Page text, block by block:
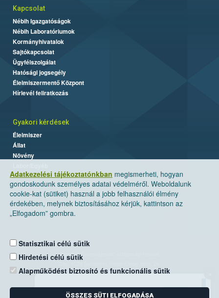
Adatkezelési tájékoztatónkban megismerheti, hogyan
gondoskodunk személyes adatai védelméről. Weboldalunk
cookie-kat (sütiket) használ a jobb felhasználói élmény
érdekében, melynek biztosításához kérjük, kattintson az
„Elfogadom” gombra.
Statisztikai célú sütik
Hirdetési célú sütik
Alapműködést biztosító és funkcionális sütik
ÖSSZES SÜTI ELFOGADÁSA
Kapcsolat
Nébih Igazgatóságok
Nébih Laboratóriumok
Kormányhivatalok
Sajtókapcsolat
Ügyfélszolgálat
Hatósági jogsegély
Élelmiszermentő Központ
Hírlevél feliratkozás
Gyakori kérdések
Élelmiszer
Állat
Növény
Nemzeti Élelmiszerlánc-biztonsági Hivatal
Levelezési cím: 1525 Budapest. Pf. 30.